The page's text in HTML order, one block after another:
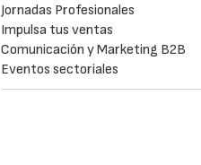
Jornadas Profesionales
Impulsa tus ventas
Comunicación y Marketing B2B
Eventos sectoriales